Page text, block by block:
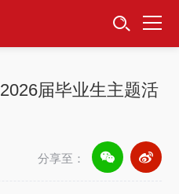
届毕业生主题活
分享至：